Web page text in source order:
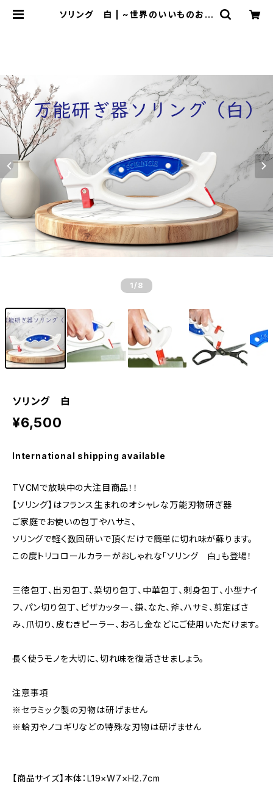
ソリング 白 | ~世界のいいものお届
1 /8
ソリング 白
¥6,500
International shipping available
TVCMで放映中の大注目商品！！
【ソリング】はフランス生まれのオシャレな万能刃物研ぎ器
ご家庭でお使いの包丁やハサミ、
ソリングで軽く数回研いで頂くだけで簡単に切れ味が蘇ります。
この度トリコロールカラーがおしゃれな「ソリング 白」も登場！
三徳包丁、出刃包丁、菜切り包丁、中華包丁、刺身包丁、小型ナイ
フ、パン切り包丁、ピザカッター、鎌、なた、斧、ハサミ、剪定ばさ
み、爪切り、皮むきピーラー、おろし金などにご使用いただけます。
長く使うモノを大切に、切れ味を復活させましょう。
注意事項
※セラミック製の刃物は研げません
※蛤刃やノコギリなどの特殊な刃物は研げません
【商品サイズ】本体：L19×W7×H2.7cm